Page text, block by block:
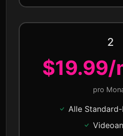
2
$19.99/
pro
Alle